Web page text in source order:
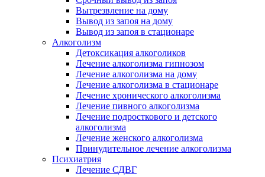
Вытрезвление на дому
Вывод из запоя на дому
Вывод из запоя в стационаре
Алкоголизм
Детоксикация алкоголиков
Лечение алкоголизма гипнозом
Лечение алкоголизма на дому
Лечение алкоголизма в стационаре
Лечение хронического алкоголизма
Лечение пивного алкоголизма
Лечение подросткового и детского
алкоголизма
Лечение женского алкоголизма
Принудительное лечение алкоголизма
Психиатрия
Лечение СДВГ